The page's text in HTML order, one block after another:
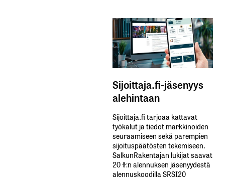
Sijoittaja.fi-jäsenyys
alehintaan
Sijoittaja.fi tarjoaa kattavat
työkalut ja tiedot markkinoiden
seuraamiseen sekä parempien
sijoituspäätösten tekemiseen.
SalkunRakentajan lukijat saavat
20 %:n alennuksen jäsenyydestä
alennuskoodilla SRSI20